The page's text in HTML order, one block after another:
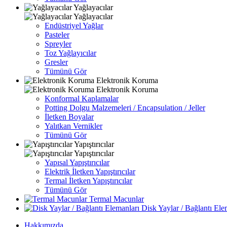
Yağlayacılar
Yağlayacılar
Endüstriyel Yağlar
Pasteler
Spreyler
Toz Yağlayıcılar
Gresler
Tümünü Gör
Elektronik Koruma
Elektronik Koruma
Konformal Kaplamalar
Potting Dolgu Malzemeleri / Encapsulation / Jeller
İletken Boyalar
Yalıtkan Vernikler
Tümünü Gör
Yapıştırıcılar
Yapıştırıcılar
Yapısal Yapıştırıcılar
Elektrik İletken Yapıştırıcılar
Termal İletken Yapıştırıcılar
Tümünü Gör
Termal Macunlar
Disk Yaylar / Bağlantı
Hakkımızda